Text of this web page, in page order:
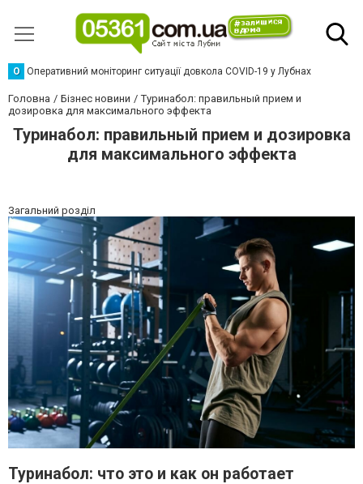
О Оперативний моніторинг ситуації довкола COVID-19 у Лубнах
Головна Бізнес новини
Туринабол: правильный прием и
дозировка для максимального эффекта
Туринабол: правильный прием и дозировка
для максимального эффекта
Загальний розділ
Туринабол: что это и как он работает